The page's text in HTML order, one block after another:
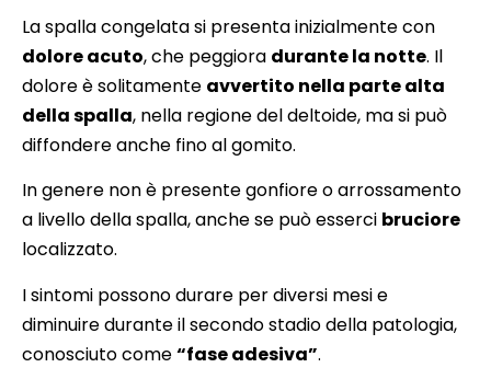
La spalla congelata si presenta inizialmente con
dolore acuto, che peggiora durante la notte. Il
dolore è solitamente avvertito nella parte alta
della spalla, nella regione del deltoide, ma si può
diffondere anche fino al gomito.
In genere non è presente gonfiore o arrossamento
a livello della spalla, anche se può esserci bruciore
localizzato.
I sintomi possono durare per diversi mesi e
diminuire durante il secondo stadio della patologia,
conosciuto come“fase adesiva”.